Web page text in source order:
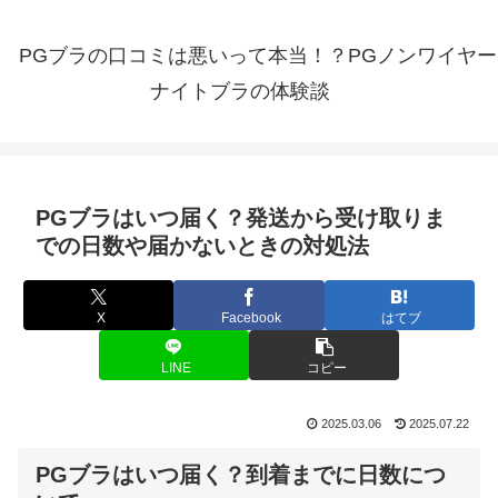
PGブラの口コミは悪いって本当！？PGノンワイヤー
ナイトブラの体験談
PGブラはいつ届く？発送から受け取りま
での日数や届かないときの対処法
X Facebook はてブ
LINE コピー
2025.03.06 2025.07.22
PGブラはいつ届く？到着までに日数につ